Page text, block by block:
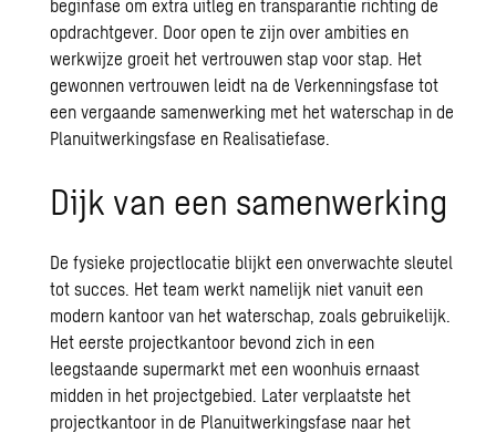
beginfase om extra uitleg en transparantie richting de
opdrachtgever. Door open te zijn over ambities en
werkwijze groeit het vertrouwen stap voor stap. Het
gewonnen vertrouwen leidt na de Verkenningsfase tot
een vergaande samenwerking met het waterschap in de
Planuitwerkingsfase en Realisatiefase.
Dijk van een samenwerking
De fysieke projectlocatie blijkt een onverwachte sleutel
tot succes. Het team werkt namelijk niet vanuit een
modern kantoor van het waterschap, zoals gebruikelijk.
Het eerste projectkantoor bevond zich in een
leegstaande supermarkt met een woonhuis ernaast
midden in het projectgebied. Later verplaatste het
projectkantoor in de Planuitwerkingsfase naar het